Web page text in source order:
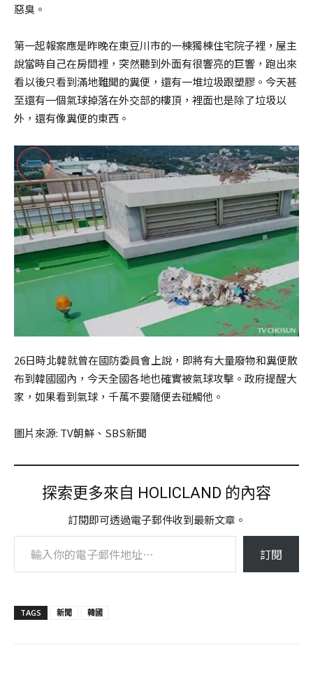
惡臭。
第一起報案應是昨晚在東豆川市的一棟獨棟住宅院子裡，屋主
說當時自己在房間裡，突然聽到外面有很響亮的巨響，跑出來
看以後只看到滿地難聞的糞便，還有一堆垃圾跟塑膠。今天甚
至還有一個氣球掉落在外交部的樓頂，裡面也是除了垃圾以
外，還有像糞便的東西。
26日時北韓就曾在國防委員會上說，即將有大量廢物和糞便散
布到韓國國內，今天全國各地也確實被氣球攻擊。政府提醒大
家，如果看到氣球，千萬不要隨便去碰觸他。
圖片來源: TV朝鮮、SBS新聞
探索更多來自 HOLICLAND 的內容
訂閱即可透過電子郵件收到最新文章。
輸入你的電子郵件地址…
訂閱
TAGS 新聞 韓國